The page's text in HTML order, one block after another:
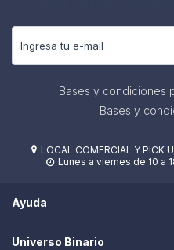
Bases y condiciones
Bases y
 LOCAL COMERCIAL Y PICK
 Lunes a viernes de 10 a
Ayuda
Universo Binario